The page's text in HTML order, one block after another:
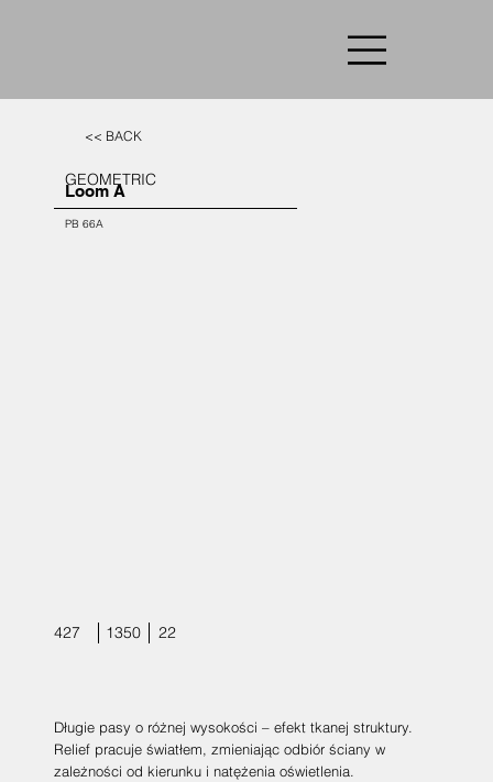
<< BACK
GEOMETRIC
Loom A
PB 66A
427 1350 22
Długie pasy o różnej wysokości – efekt tkanej struktury.
Relief pracuje światłem, zmieniając odbiór ściany w
zależności od kierunku i natężenia oświetlenia.